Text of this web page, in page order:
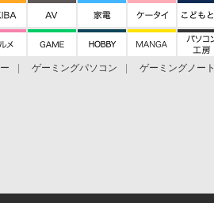
ゲーミングパソコン ゲーミングノート